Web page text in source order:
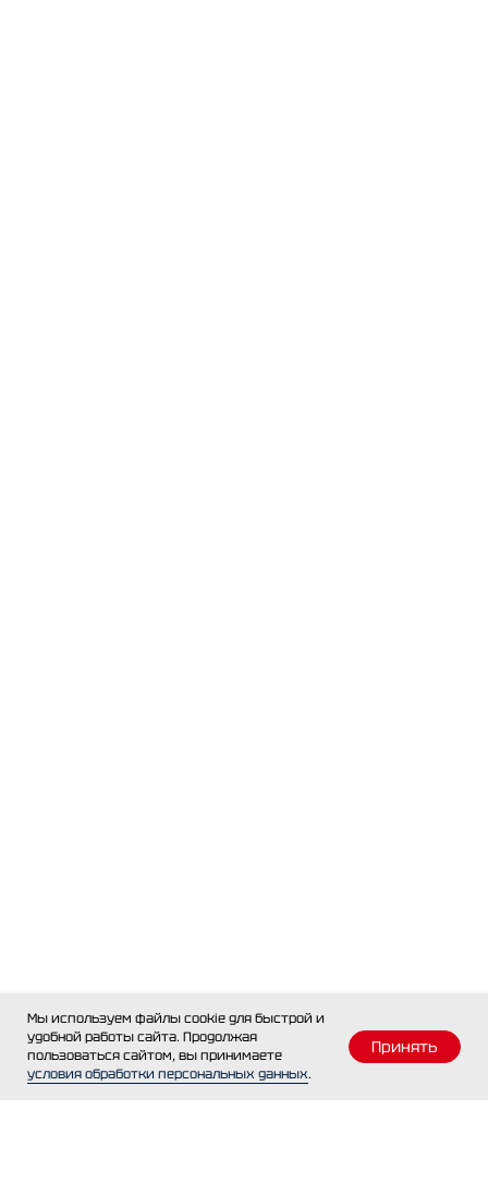
Мы используем файлы cookie для быстрой и
удобной работы сайта. Продолжая
пользоваться сайтом, вы принимаете
условия обработки персональных данных.
Принять